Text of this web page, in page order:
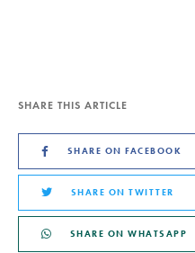
SHARE THIS ARTICLE
SHARE ON FACEBOOK
SHARE ON TWITTER
SHARE ON WHATSAPP